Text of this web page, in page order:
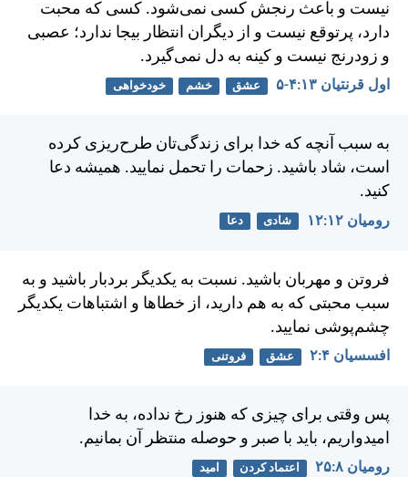
نيست و باعث رنجش كسی نمی‌شود. كسی كه محبت
دارد، پرتوقع نيست و از ديگران انتظار بيجا ندارد؛ عصبی
و زودرنج نيست و كينه به دل نمی‌گيرد.
اول قرنتیان ۱۳:‏۴-‏۵ عشق خشم خودخواهی
به سبب آنچه كه خدا برای زندگی‌تان طرح‌ريزی كرده
است، شاد باشيد. زحمات را تحمل نماييد. هميشه دعا
كنيد.
رومیان ۱۲:‏۱۲ شادی دعا
فروتن و مهربان باشيد. نسبت به يكديگر بردبار باشيد و به
سبب محبتی كه به هم داريد، از خطاها و اشتباهات يكديگر
چشم‌پوشی نماييد.
افسسیان ۴:‏۲ عشق فروتنی
پس وقتی برای چيزی كه هنوز رخ نداده، به خدا
اميدواريم، بايد با صبر و حوصله منتظر آن بمانيم.
رومیان ۸:‏۲۵ اعتماد کردن امید